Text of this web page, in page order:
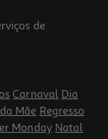
de
Carnaval Dia
Mãe Regresso
Monday Natal